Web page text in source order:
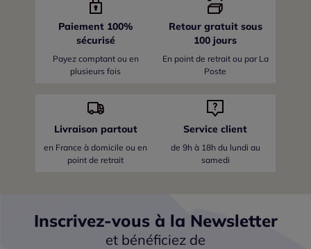
Paiement 100%
sécurisé
Payez comptant ou en
plusieurs fois
Retour gratuit sous
100 jours
En point de retrait ou par La
Poste
Livraison partout
en France à domicile ou en
point de retrait
Service client
de 9h à 18h du lundi au
samedi
Inscrivez-vous à la Newsletter
et bénéficiez de